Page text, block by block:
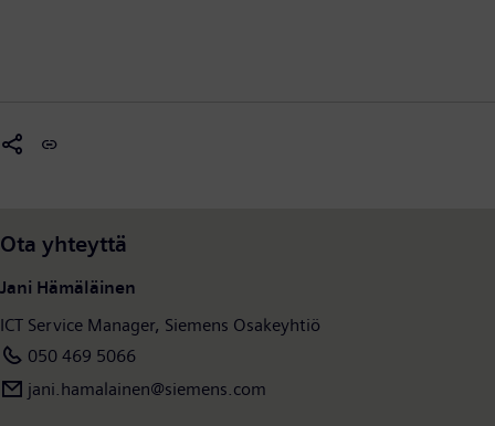
Ota yhteyttä
Jani Hämäläinen
ICT Service Manager, Siemens Osakeyhtiö
050 469 5066
jani.hamalainen​​@siemens.com